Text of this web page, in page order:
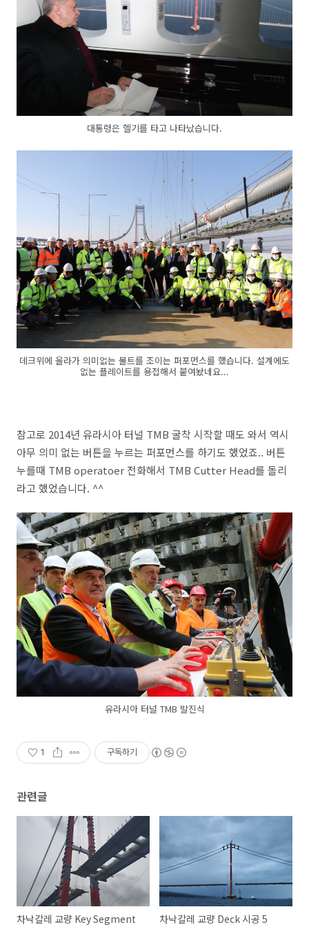
대통령은 헬기를 타고 나타났습니다.
데크위에 올라가 의미없는 볼트를 조이는 퍼포먼스를 했습니다. 설계에도
없는 플레이트를 용접해서 붙여놨네요...
참고로 2014년 유라시아 터널 TMB 굴착 시작할 때도 와서 역시
아무 의미 없는 버튼을 누르는 퍼포먼스를 하기도 했었죠.. 버튼
누를때 TMB operatoer 전화해서 TMB Cutter Head를 돌리
라고 했었습니다. ^^
유라시아 터널 TMB 발진식
1 구독하기
관련글
차낙칼레 교량 Key Segment
차낙칼레 교량 Deck 시공 5